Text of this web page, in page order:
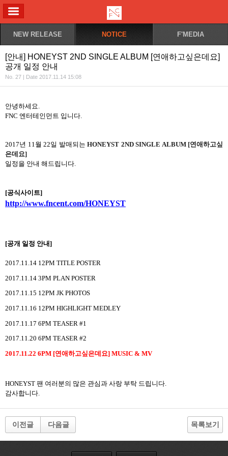
NEW RELEASE NOTICE F'MEDIA
[안내] HONEYST 2ND SINGLE ALBUM [연애하고싶은데요]
공개 일정 안내
No. 27 | Date 2017.11.14 15:08
안녕하세요.
FNC 엔터테인먼트 입니다.
2017년 11월 22일 발매되는 HONEYST 2ND SINGLE ALBUM [연애하고싶
은데요]
일정을 안내 해드립니다.
[공식사이트]
http://www.fncent.com/HONEYST
[공개 일정 안내]
2017.11.14 12PM TITLE POSTER
2017.11.14 3PM PLAN POSTER
2017.11.15 12PM JK PHOTOS
2017.11.16 12PM HIGHLIGHT MEDLEY
2017.11.17 6PM TEASER #1
2017.11.20 6PM TEASER #2
2017.11.22 6PM [연애하고싶은데요] MUSIC & MV
HONEYST 팬 여러분의 많은 관심과 사랑 부탁 드립니다.
감사합니다.
이전글 다음글 목록보기